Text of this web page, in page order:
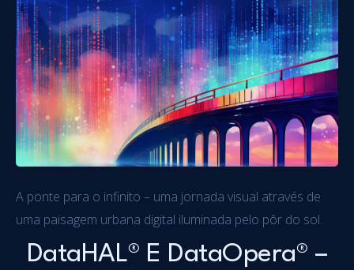
A ponte para o infinito – uma jornada visual através de
uma paisagem urbana digital iluminada pelo pôr do sol.
DataHAL® E DataOpera® –